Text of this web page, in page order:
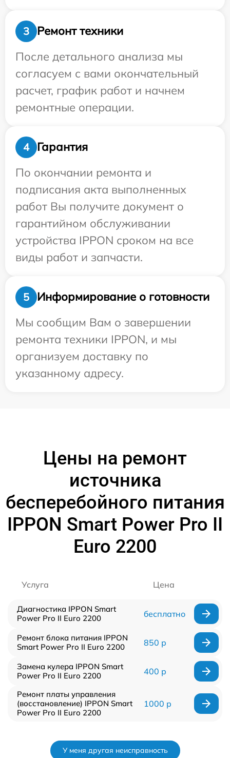
3
Ремонт техники
После детального анализа мы
согласуем с вами окончательный
расчет, график работ и начнем
ремонтные операции.
4
Гарантия
По окончании ремонта и
подписания акта выполненных
работ Вы получите документ о
гарантийном обслуживании
устройства IPPON сроком на все
виды работ и запчасти.
5
Информирование о готовности
Мы сообщим Вам о завершении
ремонта техники IPPON, и мы
организуем доставку по
указанному адресу.
Цены на ремонт
источника
бесперебойного питания
IPPON Smart Power Pro II
Euro 2200
Услуга Цена
Диагностика IPPON Smart
Power Pro II Euro 2200
бесплатно
Ремонт блока питания IPPON
Smart Power Pro II Euro 2200
850 р
Замена кулера IPPON Smart
Power Pro II Euro 2200
400 р
Ремонт платы управления
(восстановление) IPPON Smart
Power Pro II Euro 2200
1000 р
У меня другая неисправность